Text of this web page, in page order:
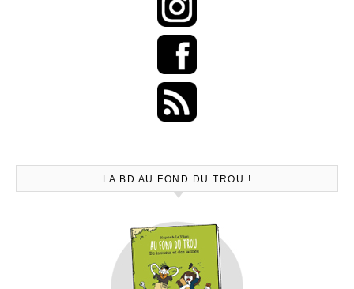
LA BD AU FOND DU TROU !